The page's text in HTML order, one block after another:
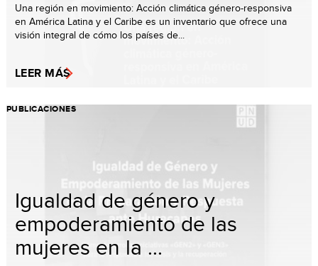
Una región en movimiento: Acción climática género-responsiva
en América Latina y el Caribe es un inventario que ofrece una
visión integral de cómo los países de...
LEER MÁS
PUBLICACIONES
Igualdad de género y
empoderamiento de las
mujeres en la ...